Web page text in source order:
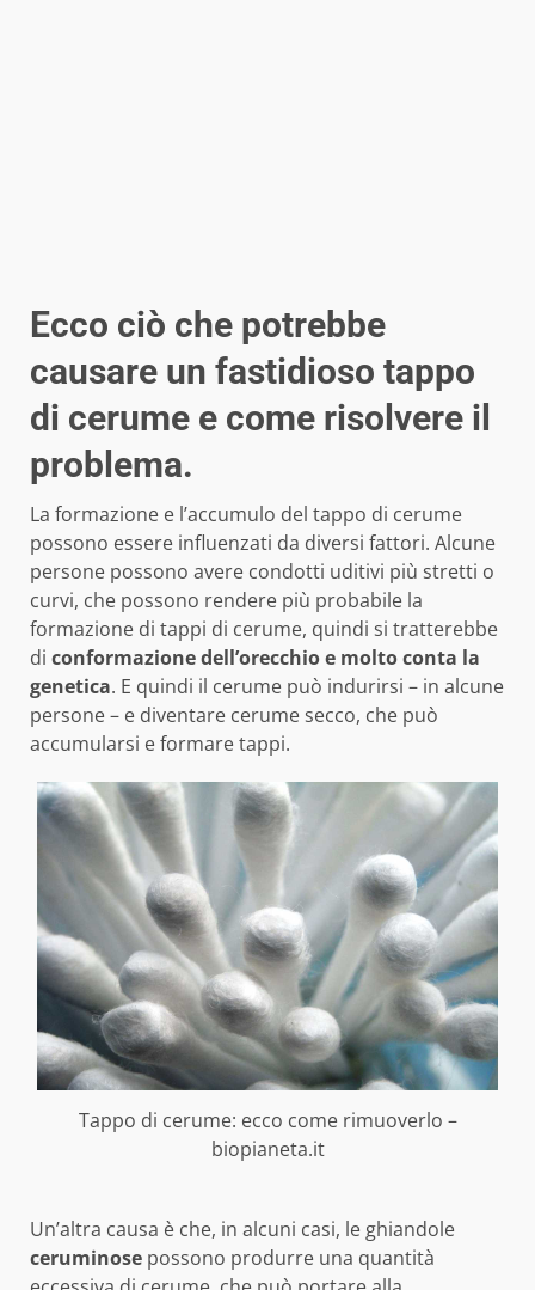
Ecco ciò che potrebbe
causare un fastidioso tappo
di cerume e come risolvere il
problema.
La formazione e l’accumulo del tappo di cerume
possono essere influenzati da diversi fattori. Alcune
persone possono avere condotti uditivi più stretti o
curvi, che possono rendere più probabile la
formazione di tappi di cerume, quindi si tratterebbe
di conformazione dell’orecchio e molto conta la
genetica. E quindi il cerume può indurirsi – in alcune
persone – e diventare cerume secco, che può
accumularsi e formare tappi.
Tappo di cerume: ecco come rimuoverlo –
biopianeta.it
Un’altra causa è che, in alcuni casi, le ghiandole
ceruminose possono produrre una quantità